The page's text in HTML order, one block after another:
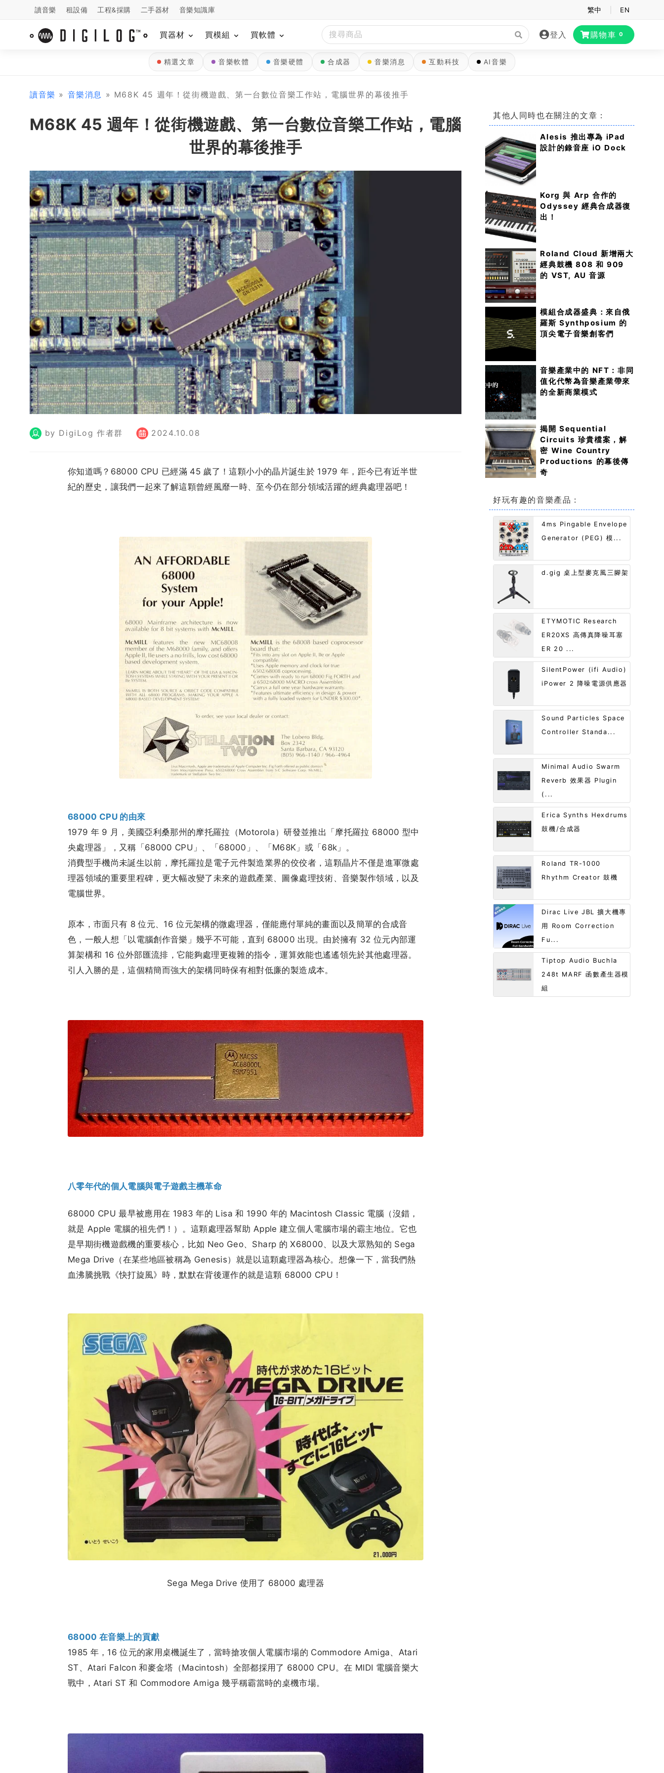
讀音樂 租設備 工程&採購 二手器材 音樂知識庫 繁中 EN
買器材 買模組 買軟體 登入 購物車 0
精選文章 音樂軟體 音樂硬體 合成器 音樂消息 互動科技 AI音樂
讀音樂 » 音樂消息 » M68K 45 週年！從街機遊戲、第一台數位音樂工作站，電腦世界的幕後推手
M68K 45 週年！從街機遊戲、第一台數位音樂工作站，電腦
世界的幕後推手
by DigiLog 作者群 2024.10.08
你知道嗎？68000 CPU 已經滿 45 歲了！這顆小小的晶片誕生於 1979 年，距今已有近半世
紀的歷史，讓我們一起來了解這顆曾經風靡一時、至今仍在部分領域活躍的經典處理器吧！
68000 CPU 的由來
1979 年 9 月，美國亞利桑那州的摩托羅拉（Motorola）研發並推出「摩托羅拉 68000 型中
央處理器」，又稱「68000 CPU」、「68000」、「M68K」或「68k」。
消費型手機尚未誕生以前，摩托羅拉是電子元件製造業界的佼佼者，這顆晶片不僅是進軍微處
理器領域的重要里程碑，更大幅改變了未來的遊戲產業、圖像處理技術、音樂製作領域，以及
電腦世界。
原本，市面只有 8 位元、16 位元架構的微處理器，僅能應付單純的畫面以及簡單的合成音
色，一般人想「以電腦創作音樂」幾乎不可能，直到 68000 出現。由於擁有 32 位元內部運
算架構和 16 位外部匯流排，它能夠處理更複雜的指令，運算效能也遙遙領先於其他處理器。
引人入勝的是，這個精簡而強大的架構同時保有相對低廉的製造成本。
八零年代的個人電腦與電子遊戲主機革命
68000 CPU 最早被應用在 1983 年的 Lisa 和 1990 年的 Macintosh Classic 電腦（沒錯，
就是 Apple 電腦的祖先們！）。這顆處理器幫助 Apple 建立個人電腦市場的霸主地位。它也
是早期街機遊戲機的重要核心，比如 Neo Geo、Sharp 的 X68000、以及大眾熟知的 Sega
Mega Drive（在某些地區被稱為 Genesis）就是以這顆處理器為核心。想像一下，當我們熱
血沸騰挑戰《快打旋風》時，默默在背後運作的就是這顆 68000 CPU！
Sega Mega Drive 使用了 68000 處理器
68000 在音樂上的貢獻
1985 年，16 位元的家用桌機誕生了，當時搶攻個人電腦市場的 Commodore Amiga、Atari
ST、Atari Falcon 和麥金塔（Macintosh）全部都採用了 68000 CPU。在 MIDI 電腦音樂大
戰中，Atari ST 和 Commodore Amiga 幾乎稱霸當時的桌機市場。
其他人同時也在關注的文章：
Alesis 推出專為 iPad
設計的錄音座 iO Dock
Korg 與 Arp 合作的
Odyssey 經典合成器復
出！
Roland Cloud 新增兩大
經典鼓機 808 和 909
的 VST, AU 音源
模組合成器盛典：來自俄
羅斯 Synthposium 的
頂尖電子音樂創客們
音樂產業中的 NFT：非同
值化代幣為音樂產業帶來
的全新商業模式
揭開 Sequential
Circuits 珍貴檔案，解
密 Wine Country
Productions 的幕後傳
奇
好玩有趣的音樂產品：
4ms Pingable Envelope
Generator (PEG) 模...
d.gig 桌上型麥克風三腳架
ETYMOTIC Research
ER20XS 高傳真降噪耳塞
ER 20 ...
SilentPower (ifi Audio)
iPower 2 降噪電源供應器
Sound Particles Space
Controller Standa...
Minimal Audio Swarm
Reverb 效果器 Plugin
(...
Erica Synths Hexdrums
鼓機/合成器
Roland TR-1000
Rhythm Creator 鼓機
Dirac Live JBL 擴大機專
用 Room Correction
Fu...
Tiptop Audio Buchla
248t MARF 函數產生器模
組